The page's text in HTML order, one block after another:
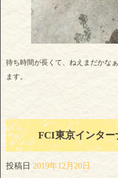
待ち時間が長くて、ねえまだかな
ます。
FCI東京インタ
投稿日 2019年12月20日